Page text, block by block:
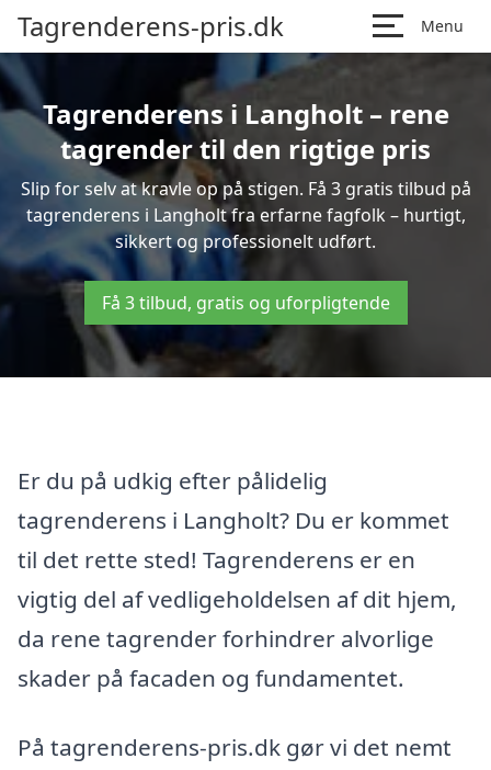
Tagrenderens-pris.dk Menu
Tagrenderens i Langholt – rene
tagrender til den rigtige pris
Slip for selv at kravle op på stigen. Få 3 gratis tilbud på
tagrenderens i Langholt fra erfarne fagfolk – hurtigt,
sikkert og professionelt udført.
Få 3 tilbud, gratis og uforpligtende
Er du på udkig efter pålidelig
tagrenderens i Langholt? Du er kommet
til det rette sted! Tagrenderens er en
vigtig del af vedligeholdelsen af dit hjem,
da rene tagrender forhindrer alvorlige
skader på facaden og fundamentet.
På tagrenderens-pris.dk gør vi det nemt